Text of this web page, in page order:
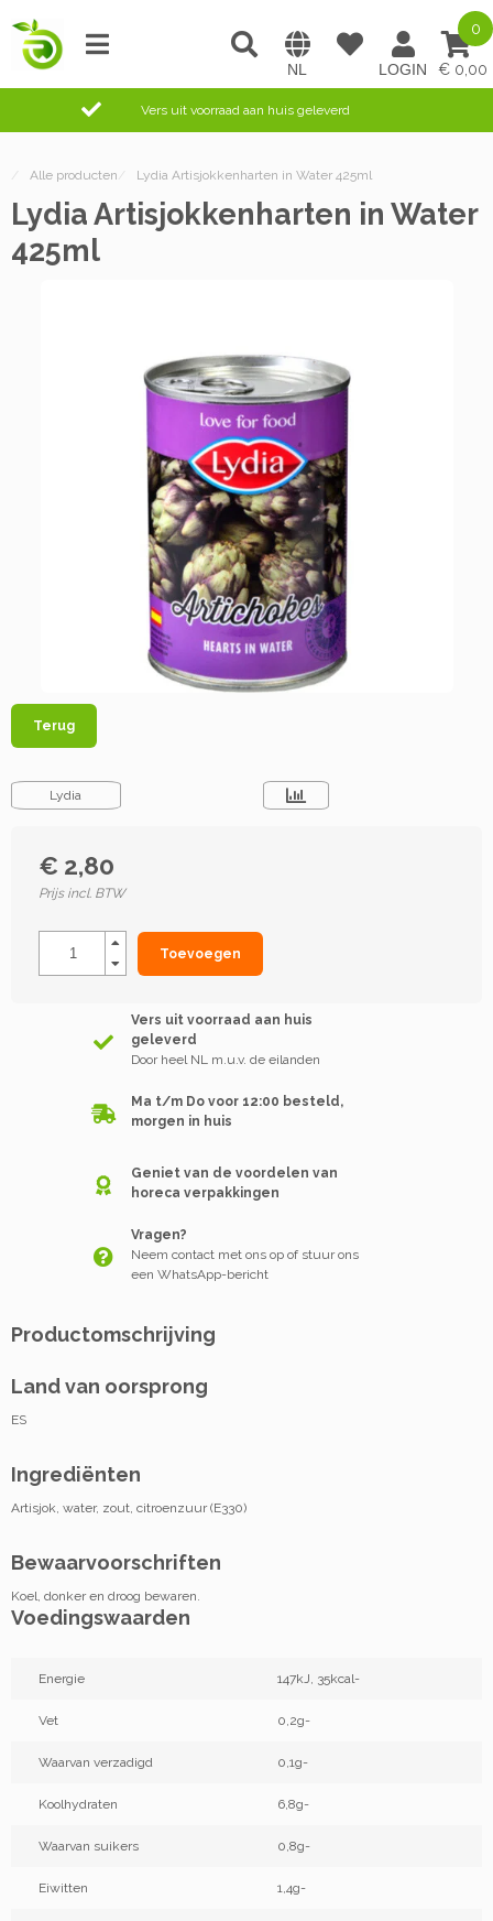
0,00
0
Vers uit voorraad aan huis geleverd
/ Alle producten / Lydia Artisjokkenharten in Water 425ml
Lydia Artisjokkenharten in Water
425ml
Terug
Lydia
€ 2,80
Prijs incl. BTW
Toevoegen
Vers uit voorraad aan huis
geleverd
Door heel NL m.u.v. de eilanden
Ma t/m Do voor 12:00 besteld,
morgen in huis
Geniet van de voordelen van
horeca verpakkingen
Vragen?
Neem contact met ons op of stuur ons
een WhatsApp-bericht
Productomschrijving
Land van oorsprong
ES
Ingrediënten
Artisjok, water, zout, citroenzuur (E330)
Bewaarvoorschriften
Koel, donker en droog bewaren.
Voedingswaarden
Energie 147kJ, 35kcal-
Vet 0,2g-
Waarvan verzadigd 0,1g-
Koolhydraten 6,8g-
Waarvan suikers 0,8g-
Eiwitten 1,4g-